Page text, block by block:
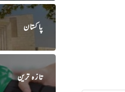
پاکستان
تازہ ترین